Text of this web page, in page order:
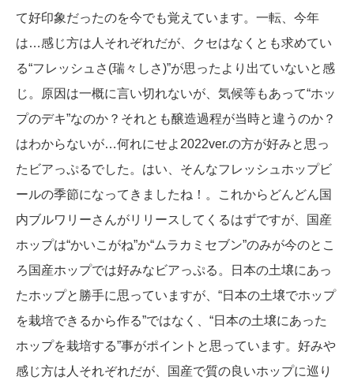
て好印象だったのを今でも覚えています。一転、今年
は…感じ方は人それぞれだが、クセはなくとも求めてい
る“フレッシュさ(瑞々しさ)”が思ったより出ていないと感
じ。原因は一概に言い切れないが、気候等もあって“ホッ
プのデキ”なのか？それとも醸造過程が当時と違うのか？
はわからないが…何れにせよ2022ver.の方が好みと思っ
たビアっぷるでした。はい、そんなフレッシュホップビ
ールの季節になってきましたね！。これからどんどん国
内ブルワリーさんがリリースしてくるはずですが、国産
ホップは“かいこがね”か“ムラカミセブン”のみが今のとこ
ろ国産ホップでは好みなビアっぷる。日本の土壌にあっ
たホップと勝手に思っていますが、“日本の土壌でホップ
を栽培できるから作る”ではなく、“日本の土壌にあった
ホップを栽培する”事がポイントと思っています。好みや
感じ方は人それぞれだが、国産で質の良いホップに巡り